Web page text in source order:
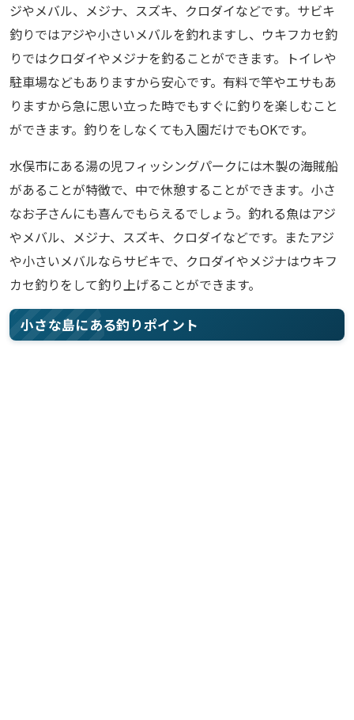
ジやメバル、メジナ、スズキ、クロダイなどです。サビキ
釣りではアジや小さいメバルを釣れますし、ウキフカセ釣
りではクロダイやメジナを釣ることができます。トイレや
駐車場などもありますから安心です。有料で竿やエサもあ
りますから急に思い立った時でもすぐに釣りを楽しむこと
ができます。釣りをしなくても入園だけでもOKです。
水俣市にある湯の児フィッシングパークには木製の海賊船
があることが特徴で、中で休憩することができます。小さ
なお子さんにも喜んでもらえるでしょう。釣れる魚はアジ
やメバル、メジナ、スズキ、クロダイなどです。またアジ
や小さいメバルならサビキで、クロダイやメジナはウキフ
カセ釣りをして釣り上げることができます。
小さな島にある釣りポイント